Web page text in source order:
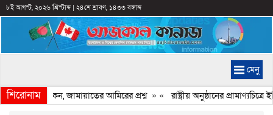
৮ই আগস্ট, ২০২৬ খ্রিস্টাব্দ| ২৪শে শ্রাবণ, ১৪৩৩ বঙ্গাব্দ
মেনু
শিরোনাম
হচ্ছে কেন, জামায়াতের আমিরের প্রশ্ন» «রাষ্ট্রীয় অনুষ্ঠানের